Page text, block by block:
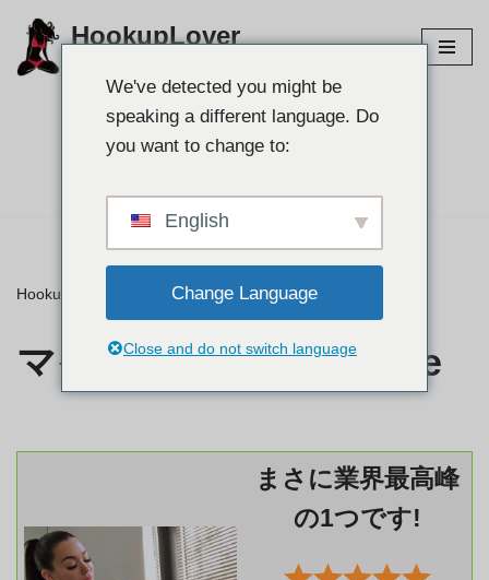
コ
プ
HookupLover
パートナーを見つけよう
HookupLover ⭐ レビュー»マイアミUSASexGuide
マイアミUSASexGuide
まさに業界最高峰
の1つです!
We've detected you might be
speaking a different language. Do
you want to change to:
English
Change Language
Close and do not switch language